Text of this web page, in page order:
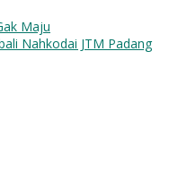
Maju
Nahkodai JTM Padang